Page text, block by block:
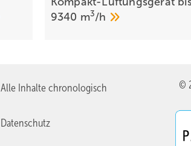
9340 m3/h
Alle Inhalte chronologisch
Datenschutz
©